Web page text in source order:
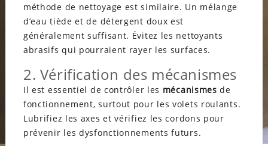
méthode de nettoyage est similaire. Un mélange
d’eau tiède et de détergent doux est
généralement suffisant. Évitez les nettoyants
abrasifs qui pourraient rayer les surfaces.
2. Vérification des mécanismes
Il est essentiel de contrôler les mécanismes de
fonctionnement, surtout pour les volets roulants.
Lubrifiez les axes et vérifiez les cordons pour
prévenir les dysfonctionnements futurs.